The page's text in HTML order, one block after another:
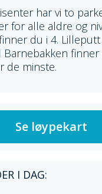
har vi to
for alle aldre og
du i 4. Lilleputt
Barnebakken
de minste.
Se løypekart
I DAG: